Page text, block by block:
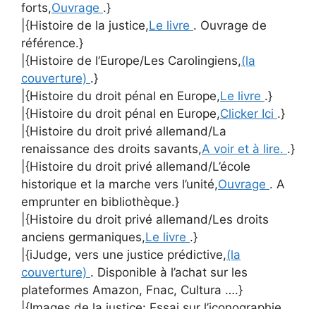
forts,Ouvrage .}
|{Histoire de la justice,Le livre . Ouvrage de
référence.}
|{Histoire de l’Europe/Les Carolingiens,(la
couverture) .}
|{Histoire du droit pénal en Europe,Le livre .}
|{Histoire du droit pénal en Europe,Clicker Ici .}
|{Histoire du droit privé allemand/La
renaissance des droits savants,A voir et à lire. .}
|{Histoire du droit privé allemand/L’école
historique et la marche vers l’unité,Ouvrage . A
emprunter en bibliothèque.}
|{Histoire du droit privé allemand/Les droits
anciens germaniques,Le livre .}
|{iJudge, vers une justice prédictive,(la
couverture) . Disponible à l’achat sur les
plateformes Amazon, Fnac, Cultura ….}